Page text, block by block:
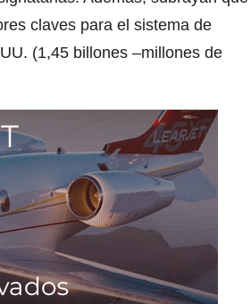
claves para el sistema de
(1,45 billones –millones de